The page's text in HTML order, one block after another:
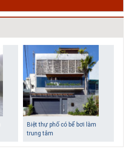
Biệt thự phố có bể bơi làm
trung tâm